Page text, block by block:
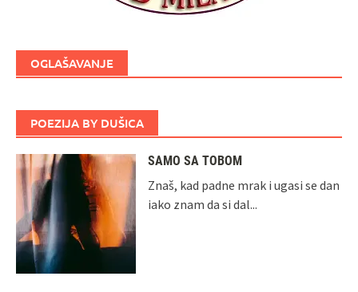
OGLAŠAVANJE
POEZIJA BY DUŠICA
SAMO SA TOBOM
Znaš, kad padne mrak i ugasi se dan
iako znam da si dal...